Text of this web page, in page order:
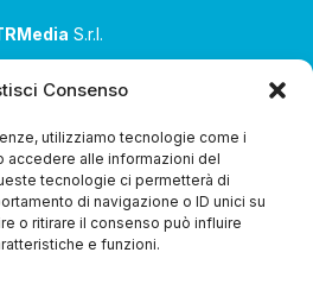
Consenso
utilizziamo tecnologie come i
accedere alle informazioni del
tecnologie ci permetterà di
di navigazione o ID unici su
o ritirare il consenso può influire
e funzioni.
S.r.l.
di Coop Alleanza 3.0 Soc. Coop.
’99 nr. 51 42124 Reggio Emilia
(RE)
00651840365